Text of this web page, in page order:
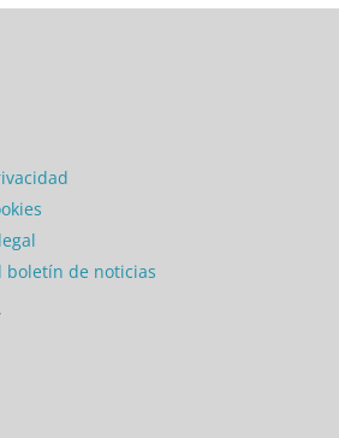
boletín de noticias